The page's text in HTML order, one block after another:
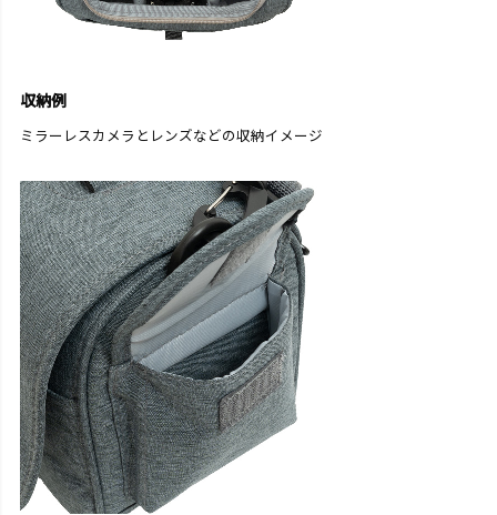
収納例
ミラーレスカメラとレンズなどの収納イメージ